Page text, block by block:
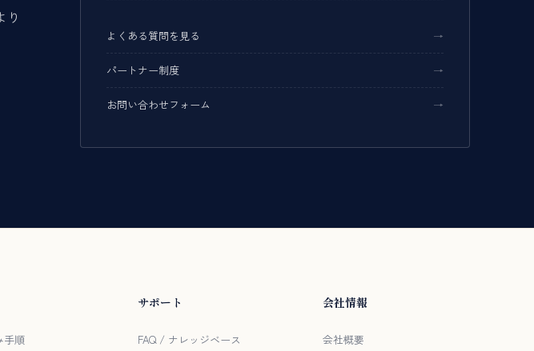
り
よくある質問を見る
パートナー制度
お問い合わせフォーム
手順
サポート
FAQ / ナレッジベース
会社情報
会社概要